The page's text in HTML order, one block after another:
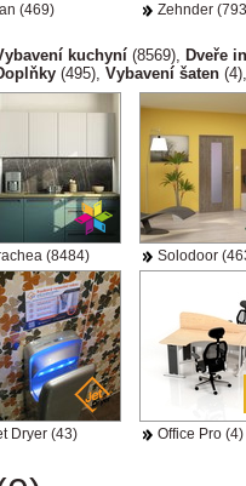
(469) Zehnder
kuchyní (8569), Dveře
(495), Vybavení šaten (4)
(8484) Solodoor
Dryer (43) Office Pro (4)